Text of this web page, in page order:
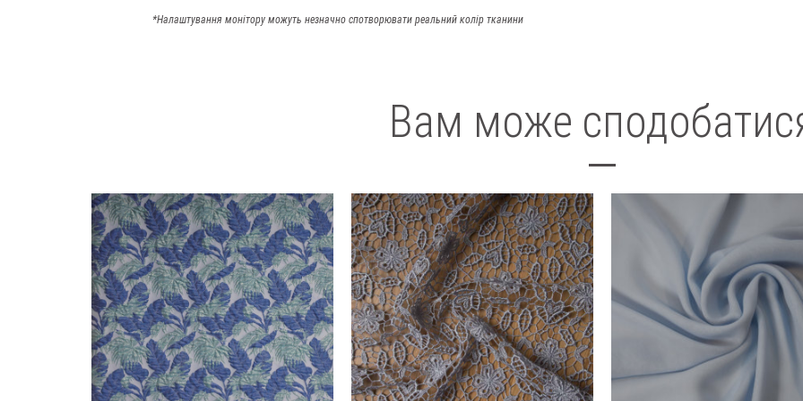
*Налаштування монітору можуть незначно спотворювати реальний колір тканини
Вам може